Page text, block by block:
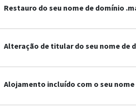
Restauro do seu nome de domínio
Alteração de titular do seu nome de
Alojamento incluído com o seu